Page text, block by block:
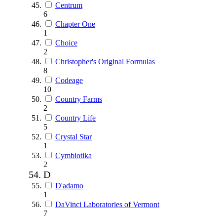
Centrum
6
Chapter One
1
Choice
2
Christopher's Original Formulas
8
Codeage
10
Country Farms
2
Country Life
5
Crystal Star
1
Cymbiotika
2
D
D'adamo
1
DaVinci Laboratories of Vermont
7